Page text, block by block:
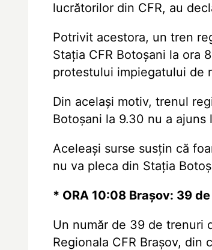
lucrătorilor din CFR, au
Potrivit acestora, un tren
Stația CFR Botoșani la ora
protestului impiegatului de
Din același motiv, trenul
Botoșani la 9.30 nu a ajuns
Aceleași surse susțin că
nu va pleca din Stația
* ORA 10:08 Brașov: 39
Un număr de 39 de trenuri
Regionala CFR Brașov,